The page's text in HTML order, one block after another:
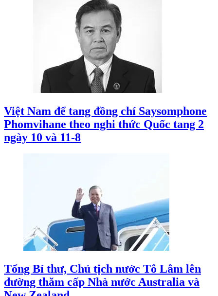
Việt Nam để tang đồng chí Saysomphone
Phomvihane theo nghi thức Quốc tang 2
ngày 10 và 11-8
Tổng Bí thư, Chủ tịch nước Tô Lâm lên
đường thăm cấp Nhà nước Australia và